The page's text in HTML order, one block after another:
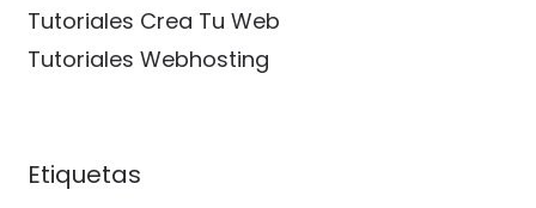
Tutoriales Crea Tu Web
Tutoriales Webhosting
Etiquetas